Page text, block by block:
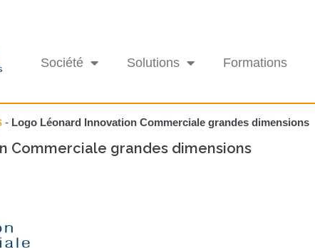
Société Solutions Formations
- Logo Léonard Innovation Commerciale grandes dimensions
Commerciale grandes dimensions